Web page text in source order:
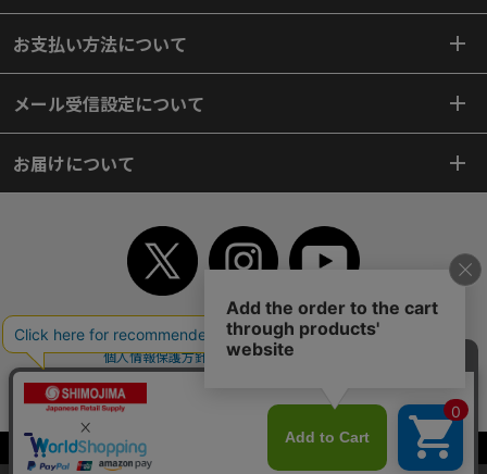
当サイトはクッキー（Cookie）を使用しています。Cookieの使用に同意いた
お支払い方法について
メール受信設定について
お届けについて
TOP 初めてご利用のお客様へ ご利用案内
ご利用規約
個人情報保護方針
特定商取引法
よくあるご質問
お問い合わせ
サイトマップ
Copyright© 2018 SHIMOJIMA Co.,Ltd. All Rights Reserved.